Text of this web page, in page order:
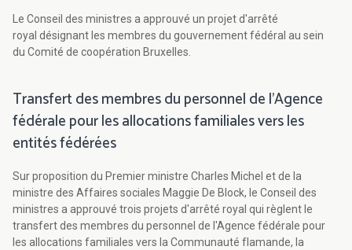
Le Conseil des ministres a approuvé un projet d'arrêté
royal désignant les membres du gouvernement fédéral au sein
du Comité de coopération Bruxelles.
Transfert des membres du personnel de l'Agence
fédérale pour les allocations familiales vers les
entités fédérées
Sur proposition du Premier ministre Charles Michel et de la
ministre des Affaires sociales Maggie De Block, le Conseil des
ministres a approuvé trois projets d'arrêté royal qui règlent le
transfert des membres du personnel de l'Agence fédérale pour
les allocations familiales vers la Communauté flamande, la